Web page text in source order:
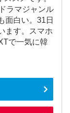
ラマジャンル
面白い。31日
ます。スマホ
で一気に韓